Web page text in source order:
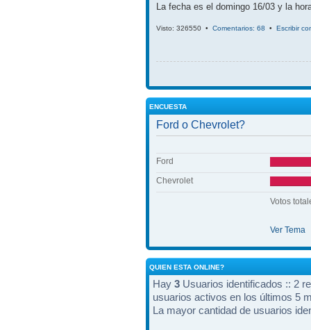
La fecha es el domingo 16/03 y la
Visto: 326550 • Comentarios: 68 • Escribir
ENCUESTA
Ford o Chevrolet?
Ford
Chevrolet
Votos
Ver Tema
QUIEN ESTA ONLINE?
Hay 3 Usuarios identificados :: 2
usuarios activos en los últimos 5
La mayor cantidad de usuarios